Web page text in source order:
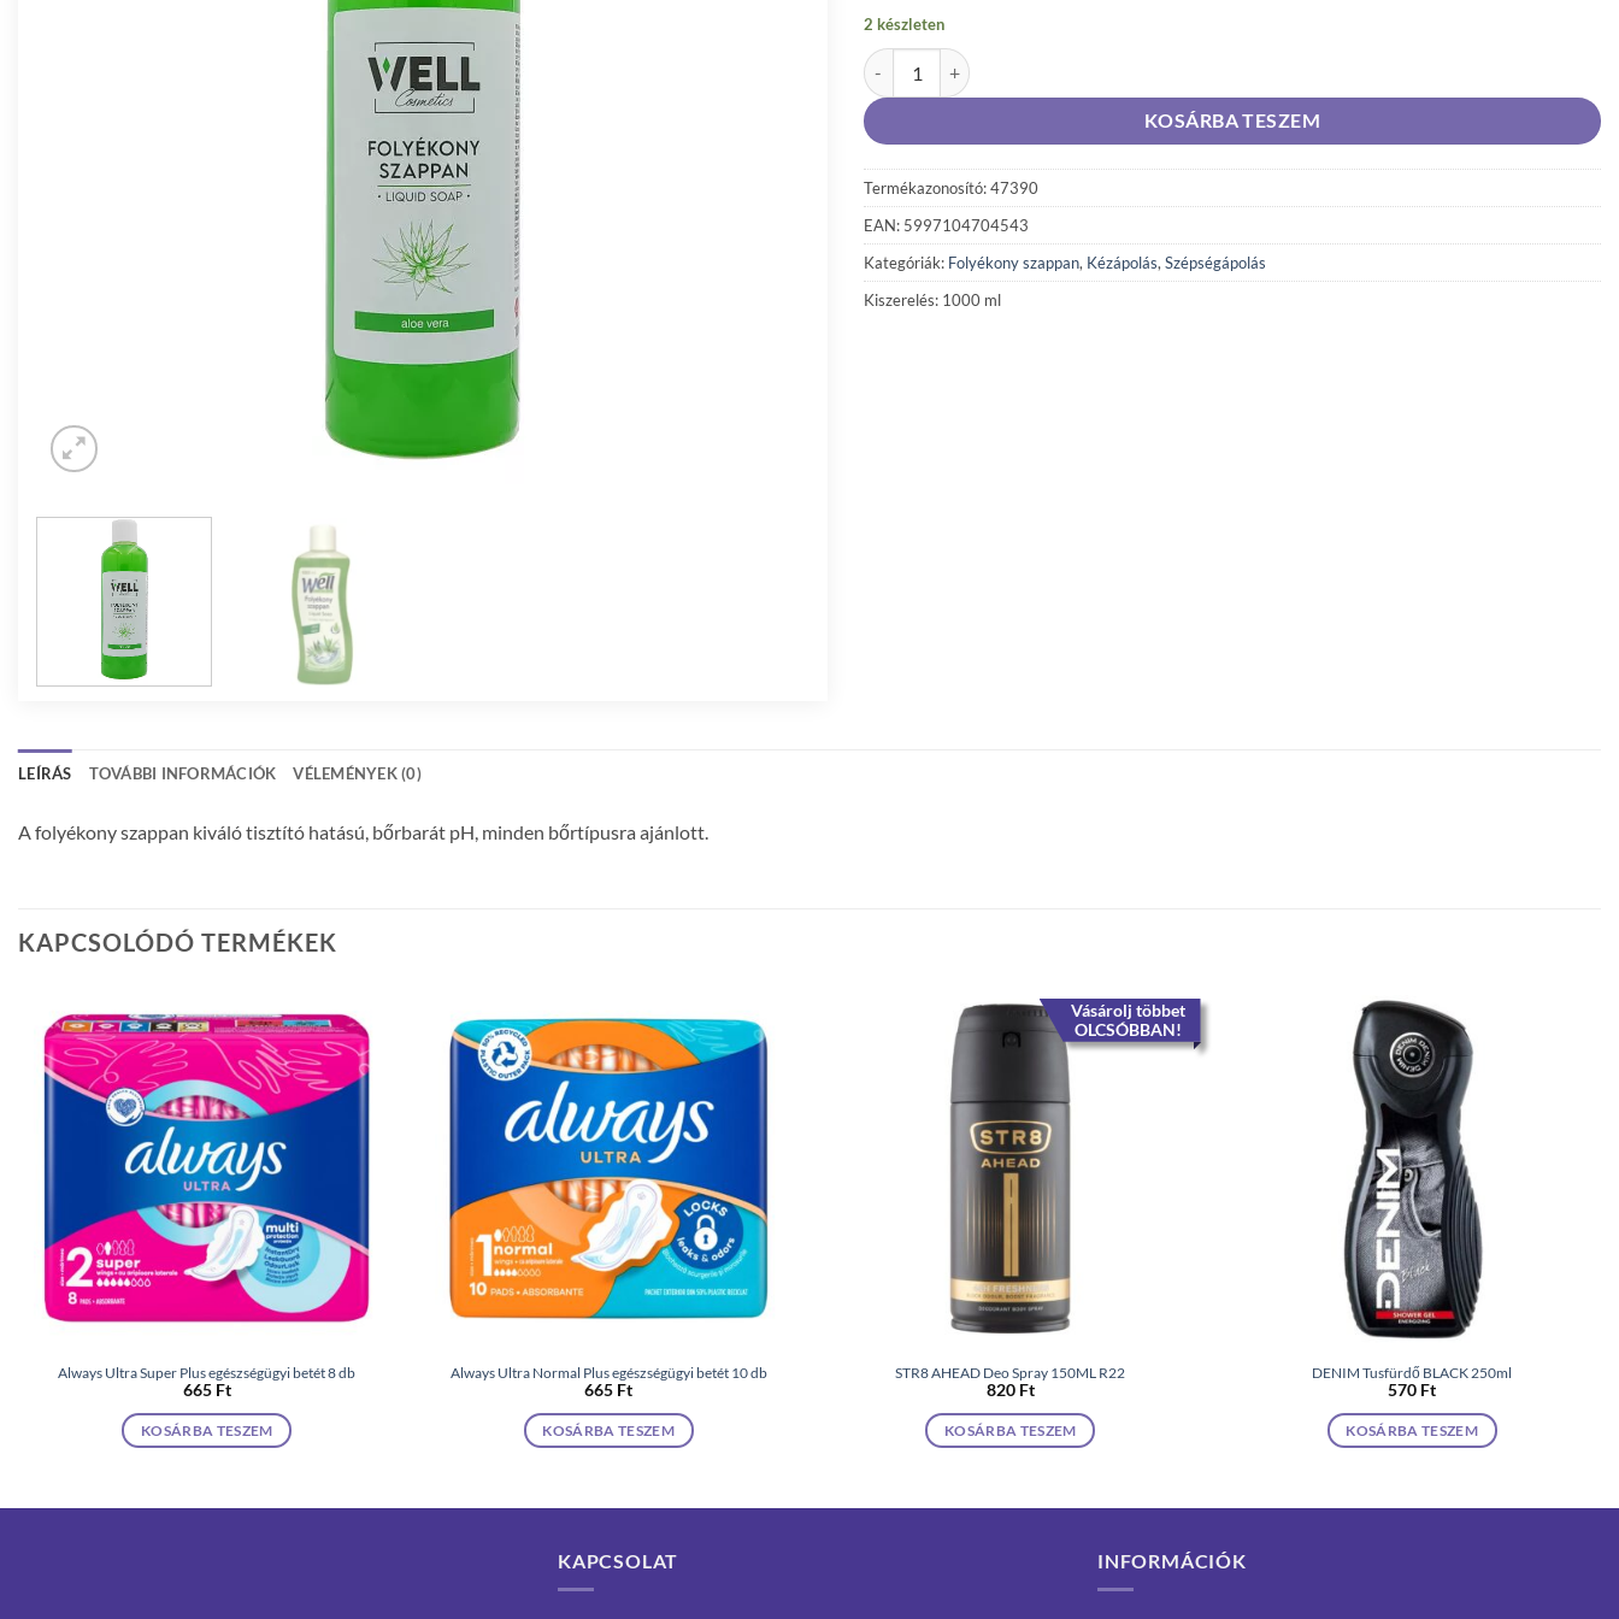
2 készleten
Well folyékony krémszappan Aloe vera 1000ml mennyiség
KOSÁRBA TESZEM
Termékazonosító: 47390
EAN: 5997104704543
Kategóriák: Folyékony szappan, Kézápolás,Szépségápolás
Kiszerelés: 1000 ml
LEÍRÁS TOVÁBBI INFORMÁCIÓK VÉLEMÉNYEK (0)
A folyékony szappan kiváló tisztító hatású, bőrbarát pH, minden bőrtípusra ajánlott.
KAPCSOLÓDÓ TERMÉKEK
Always Ultra Super Plus egészségügyi betét 8 db
665 Ft
KOSÁRBA TESZEM
Always Ultra Normal Plus egészségügyi betét 10 db
665 Ft
KOSÁRBA TESZEM
Vásárolj többet
OLCSÓBBAN!
STR8 AHEAD Deo Spray 150ML R22
820 Ft
KOSÁRBA TESZEM
DENIM Tusfürdő BLACK 250ml
570 Ft
KOSÁRBA TESZEM
KAPCSOLAT INFORMÁCIÓK